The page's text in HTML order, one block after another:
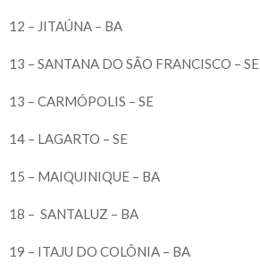
12 – JITAÚNA – BA
13 – SANTANA DO SÃO FRANCISCO – SE
13 – CARMÓPOLIS – SE
14 – LAGARTO – SE
15 – MAIQUINIQUE – BA
18 – SANTALUZ – BA
19 – ITAJU DO COLÔNIA – BA